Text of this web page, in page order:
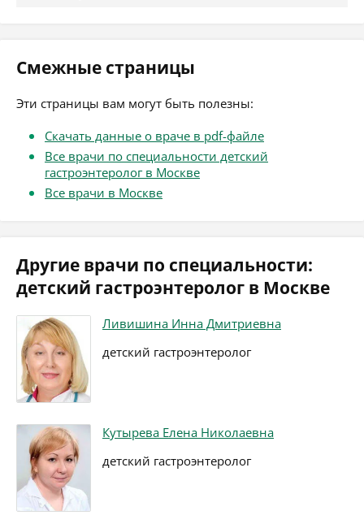
Смежные страницы
Эти страницы вам могут быть полезны:
Скачать данные о враче в pdf-файле
Все врачи по специальности детский
гастроэнтеролог в Москве
Все врачи в Москве
Другие врачи по специальности:
детский гастроэнтеролог в Москве
Ливишина Инна Дмитриевна
детский гастроэнтеролог
Кутырева Елена Николаевна
детский гастроэнтеролог